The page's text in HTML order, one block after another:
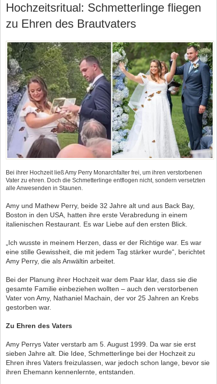
Hochzeitsritual: Schmetterlinge fliegen
zu Ehren des Brautvaters
Bei ihrer Hochzeit ließ Amy Perry Monarchfalter frei, um ihren verstorbenen
Vater zu ehren. Doch die Schmetterlinge entflogen nicht, sondern versetzten
alle Anwesenden in Staunen.
Amy und Mathew Perry, beide 32 Jahre alt und aus Back Bay,
Boston in den USA, hatten ihre erste Verabredung in einem
italienischen Restaurant. Es war Liebe auf den ersten Blick.
„Ich wusste in meinem Herzen, dass er der Richtige war. Es war
eine stille Gewissheit, die mit jedem Tag stärker wurde“, berichtet
Amy Perry, die als Anwältin arbeitet.
Bei der Planung ihrer Hochzeit war dem Paar klar, dass sie die
gesamte Familie einbeziehen wollten – auch den verstorbenen
Vater von Amy, Nathaniel Machain, der vor 25 Jahren an Krebs
gestorben war.
Zu Ehren des Vaters
Amy Perrys Vater verstarb am 5. August 1999. Da war sie erst
sieben Jahre alt. Die Idee, Schmetterlinge bei der Hochzeit zu
Ehren ihres Vaters freizulassen, war jedoch schon lange, bevor sie
ihren Ehemann kennenlernte, entstanden.